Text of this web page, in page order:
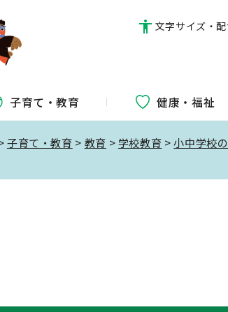
文字サイズ・
子育て・教育 健康・福祉
子育て・教育 > 教育 >学校教育 >小中学校